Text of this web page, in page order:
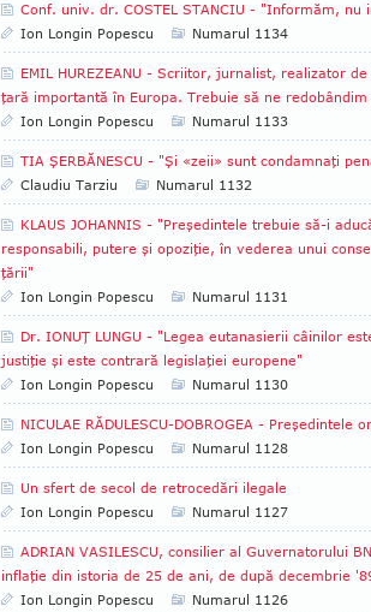
Conf. univ. dr. COSTEL STANCIU - "Informăm, nu
Ion Longin Popescu
Numarul 1134
EMIL HUREZEANU - Scriitor, jurnalist, realizator
ţară importantă în Europa. Trebuie să ne
Ion Longin Popescu
Numarul 1133
TIA ŞERBĂNESCU - "Şi «zeii» sunt condamnaţi
Claudiu Tarziu
Numarul 1132
KLAUS JOHANNIS - "Preşedintele trebuie să-i
responsabili, putere şi opoziţie, în vederea unui
ţării"
Ion Longin Popescu
Numarul 1131
Dr. IONUŢ LUNGU - "Legea eutanasierii câinilor
justiţie şi este contrară legislaţiei europene"
Ion Longin Popescu
Numarul 1130
NICULAE RĂDULESCU-DOBROGEA - Preşedintele
Ion Longin Popescu
Numarul 1128
Un sfert de secol de retrocedări ilegale
Ion Longin Popescu
Numarul 1127
ADRIAN VASILESCU, consilier al Guvernatorului
inflaţie din istoria de 25 de ani, de după decembrie
Ion Longin Popescu
Numarul 1126